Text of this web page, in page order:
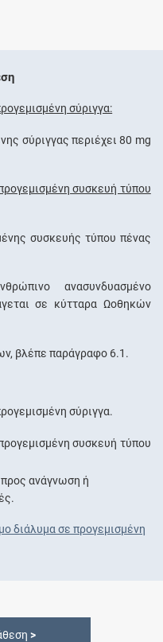
σύριγγα:
σύριγγας περιέχει 80 mg
συσκευή τύπου
συσκευής τύπου πένας
ανασυνδυασμένο
σε κύτταρα Ωοθηκών
βλέπε παράγραφο 6.1.
σύριγγα.
συσκευή τύπου
προς ανάγνωση ή
διάλυμα σε προγεμισμένη
>